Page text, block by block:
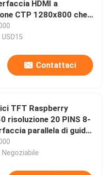
HDMI a
CTP 1280x800 che
Raspbian, Kali Linux,
e W
Contattaci
TFT Raspberry
risoluzione 20 PINS 8-
parallela di guida
Negoziabile